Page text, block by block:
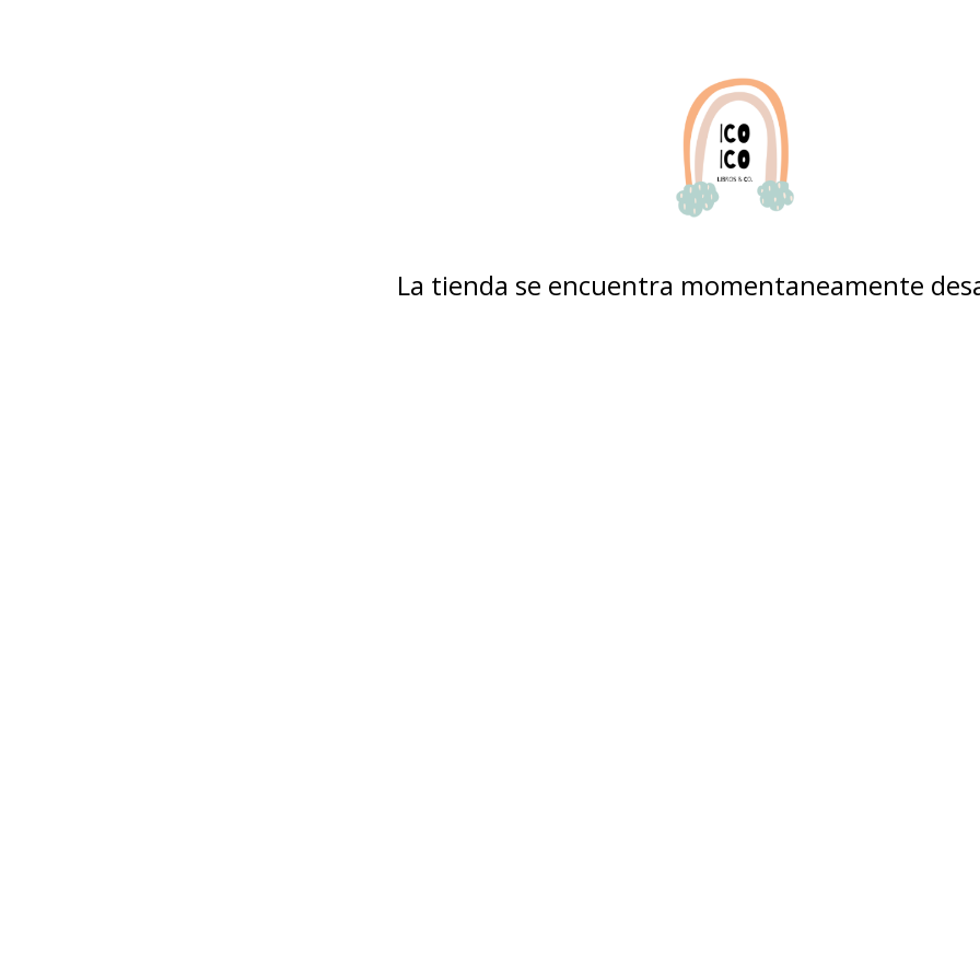
La tienda se encuentra momentaneamente